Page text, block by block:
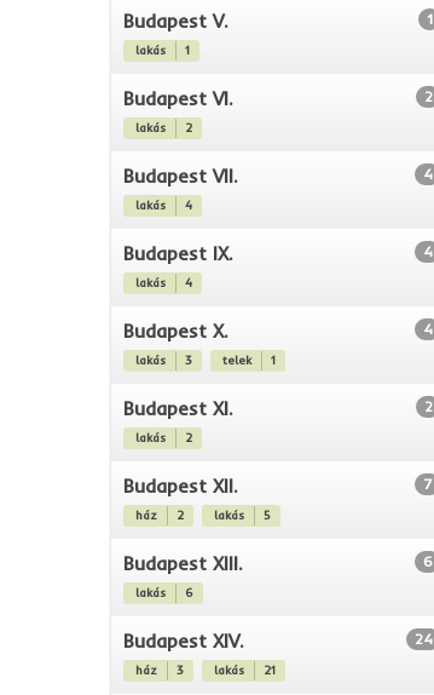
Budapest V. 1
lakás 1
Budapest VI. 2
lakás 2
Budapest VII. 4
lakás 4
Budapest IX. 4
lakás 4
Budapest X. 4
lakás 3 telek 1
Budapest XI. 2
lakás 2
Budapest XII. 7
ház 2 lakás 5
Budapest XIII. 6
lakás 6
Budapest XIV. 24
ház 3 lakás 21